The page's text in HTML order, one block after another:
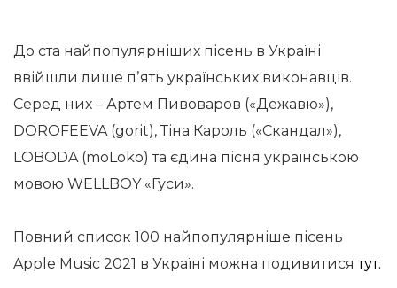
До ста найпопулярніших пісень в Україні
ввійшли лише пʼять українських виконавців.
Серед них – Артем Пивоваров («Дежавю»),
DOROFEEVA (gorit), Тіна Кароль («Скандал»),
LOBODA (moLoko) та єдина пісня українською
мовою WELLBOY «Гуси».
Повний список 100 найпопулярніше пісень
Apple Music 2021 в Україні можна подивитисятут.